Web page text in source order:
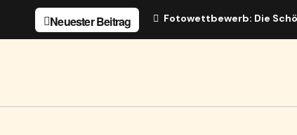
Neuester Beitrag Fotowettbewerb: Die